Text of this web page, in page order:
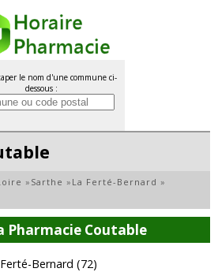
le nom d'une commune ci-
dessous :
» Sarthe » La Ferté-Bernard »
Pharmacie Coutable
Bernard (72)